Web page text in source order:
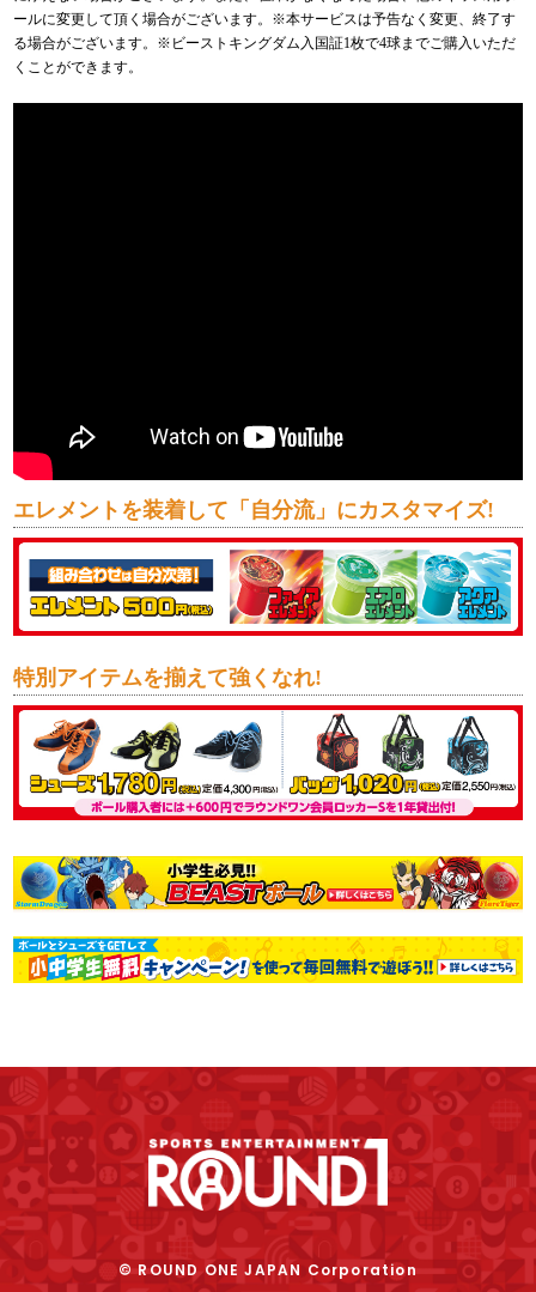
ールに変更して頂く場合がございます。※本サービスは予告なく変更、終了す
る場合がございます。※ビーストキングダム入国証1枚で4球までご購入いただ
くことができます。
エレメントを装着して「自分流」にカスタマイズ!
特別アイテムを揃えて強くなれ!
© ROUND ONE JAPAN Corporation